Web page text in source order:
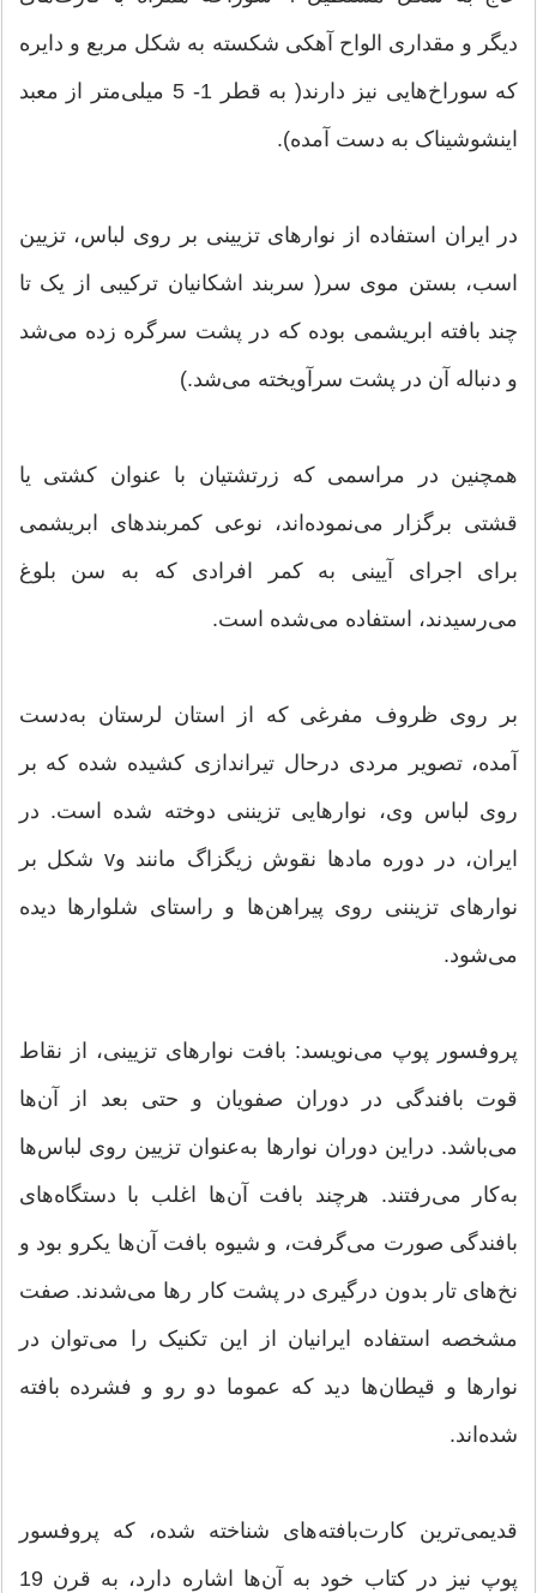
دیگر و مقداری الواح آهکی شکسته به شکل مربع و دایره
که سوراخ‌هایی نیز دارند( به قطر 1- 5 میلی‌متر از معبد
اینشوشیناک به دست آمده).
در ایران استفاده از نوارهای تزیینی بر روی لباس، تزیین
اسب، بستن موی سر( سربند اشکانیان ترکیبی از یک تا
چند بافته ابریشمی بوده که در پشت سرگره زده می‌شد
و دنباله آن در پشت سرآویخته می‌شد.)
همچنین در مراسمی كه زرتشتیان با عنوان كشتی یا
قشتی برگزار می‌نموده‌اند، نوعی كمربندهای ابریشمی
برای اجرای آیینی به كمر افرادی كه به سن بلوغ
می‌رسیدند، استفاده می‌شده است.
بر روی ظروف مفرغی که از استان لرستان به‌دست
آمده، تصویر مردی درحال تیراندازی کشیده شده که بر
روی لباس وی، نوارهایی تزیننی دوخته شده است. در
ایران، در دوره مادها نقوش زیگزاگ مانند وv شکل بر
نوارهای تزیننی روی پیراهن‌ها و راستای شلوارها دیده
می‌شود.
پروفسور پوپ می‌نویسد: بافت نوارهای تزیینی، از نقاط
قوت بافندگی در دوران صفویان و حتی بعد از آن‌ها
می‌باشد. دراین دوران نوارها به‌عنوان تزیین روی لباس‌ها
به‌کار می‌رفتند. هرچند بافت آن‌ها اغلب با دستگاه‌های
بافندگی صورت می‌گرفت، و شیوه بافت آن‌ها یکرو بود و
نخ‌های تار بدون درگیری در پشت کار رها می‌شدند. صفت
مشخصه استفاده ایرانیان از این تکنیک را می‌توان در
نوارها و قیطان‌ها دید که عموما دو رو و فشرده بافته
شده‌اند.
قدیمی‌ترین کارت‌بافته‌های شناخته شده، که پروفسور
پوپ نیز در کتاب خود به آن‌ها اشاره دارد، به قرن 19